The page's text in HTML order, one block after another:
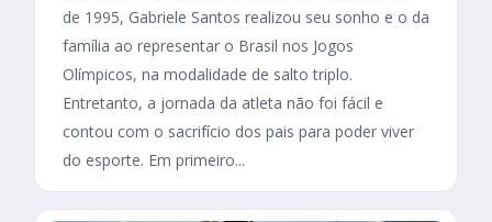
de 1995, Gabriele Santos realizou seu sonho e o da
família ao representar o Brasil nos Jogos
Olímpicos, na modalidade de salto triplo.
Entretanto, a jornada da atleta não foi fácil e
contou com o sacrifício dos pais para poder viver
do esporte. Em primeiro...